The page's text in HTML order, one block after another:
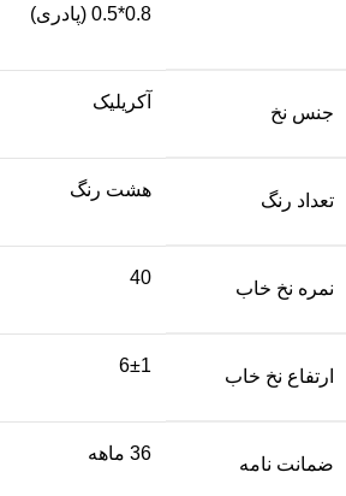
0.8*0.5 (پادری)
جنس نخ
آکریلیک
تعداد رنگ
هشت رنگ
نمره نخ خاب
40
ارتفاع نخ خاب
6±1
ضمانت نامه
36 ماهه